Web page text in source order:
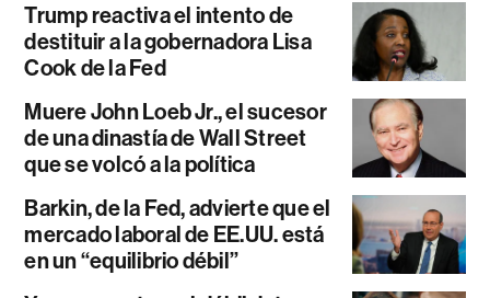
Trump reactiva el intento de
destituir a la gobernadora Lisa
Cook de la Fed
Muere John Loeb Jr., el sucesor
de una dinastía de Wall Street
que se volcó a la política
Barkin, de la Fed, advierte que el
mercado laboral de EE.UU. está
en un “equilibrio débil”